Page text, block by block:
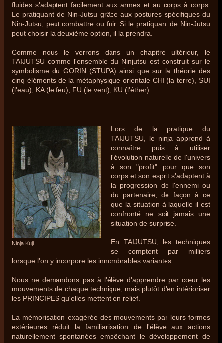
fluides s'adaptent facilement aux armes et au corps à corps.
Le pratiquant de Nin-Jutsu grâce aux postures spécifiques du
Nin-Jutsu, peut combattre ou fuir. Si le pratiquant de Nin-Jutsu
peut choisir la deuxième option, il la prendra.
Comme nous le verrons dans un chapitre ultérieur, le
TAIJUTSU comme l'ensemble du Ninjutsu est construit sur le
symbolisme du GORIN (STUPA) ainsi que sur la théorie des
cinq éléments de la métaphysique orientale CHI (la terre), SUI
(l'eau), KA (le feu), FU (le vent), KU (l'éther).
Ninja Kuji
Lors de la pratique du
TAIJUTSU, le ninja apprend à
connaître puis à utiliser
l'évolution naturelle de l'univers
à son "profit" pour que son
corps et son esprit s'adaptent à
la progression de l'ennemi ou
du partenaire, de façon à ce
que la situation à laquelle il est
confronté ne soit jamais une
situation de surprise.
En TAIJUTSU, les techniques
se comptent par milliers
lorsque l'on y incorpore les innombrables variantes.
Nous ne demandons pas à l'élève d'apprendre par cœur les
mouvements de chaque technique, mais plutôt d'en intérioriser
les PRINCIPES qu'elles mettent en relief.
La mémorisation exagérée des mouvements par leurs formes
extérieures réduit la familiarisation de l'élève aux actions
naturellement spontanées empêchant le développement de